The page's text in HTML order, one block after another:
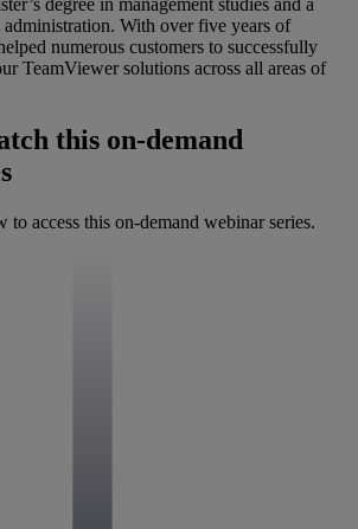
degree in management studies and a
administration. With over five years of
numerous customers to successfully
TeamViewer solutions across all areas of
this on-demand
access this on-demand webinar series.